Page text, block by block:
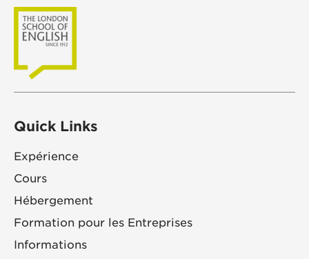
Quick Links
Expérience
Cours
Hébergement
Formation pour les Entreprises
Informations